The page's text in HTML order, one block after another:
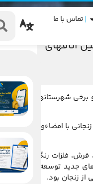
تماس با ما
اتاقهای
برخی شهرستانهای دیگر
با امضاءو تائید
فلزات رنگین و
جدید توسعه فعالیت های
زنجان بود.